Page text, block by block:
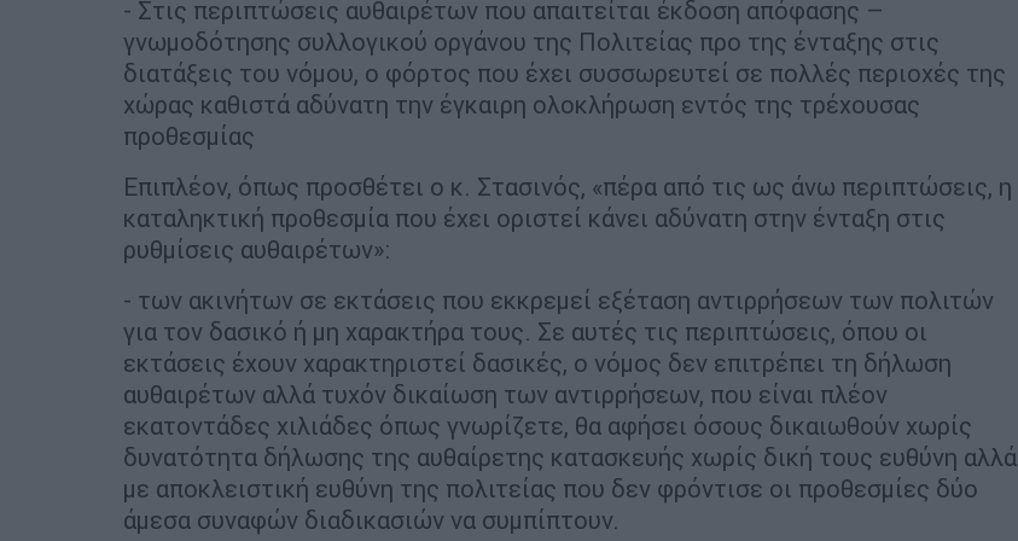
- Στις περιπτώσεις αυθαιρέτων που απαιτείται έκδοση απόφασης –
γνωμοδότησης συλλογικού οργάνου της Πολιτείας προ της ένταξης στις
διατάξεις του νόμου, ο φόρτος που έχει συσσωρευτεί σε πολλές περιοχές της
χώρας καθιστά αδύνατη την έγκαιρη ολοκλήρωση εντός της τρέχουσας
προθεσμίας
Επιπλέον, όπως προσθέτει ο κ. Στασινός, «πέρα από τις ως άνω περιπτώσεις, η
καταληκτική προθεσμία που έχει οριστεί κάνει αδύνατη στην ένταξη στις
ρυθμίσεις αυθαιρέτων»:
- των ακινήτων σε εκτάσεις που εκκρεμεί εξέταση αντιρρήσεων των πολιτών
για τον δασικό ή μη χαρακτήρα τους. Σε αυτές τις περιπτώσεις, όπου οι
εκτάσεις έχουν χαρακτηριστεί δασικές, ο νόμος δεν επιτρέπει τη δήλωση
αυθαιρέτων αλλά τυχόν δικαίωση των αντιρρήσεων, που είναι πλέον
εκατοντάδες χιλιάδες όπως γνωρίζετε, θα αφήσει όσους δικαιωθούν χωρίς
δυνατότητα δήλωσης της αυθαίρετης κατασκευής χωρίς δική τους ευθύνη αλλά
με αποκλειστική ευθύνη της πολιτείας που δεν φρόντισε οι προθεσμίες δύο
άμεσα συναφών διαδικασιών να συμπίπτουν.